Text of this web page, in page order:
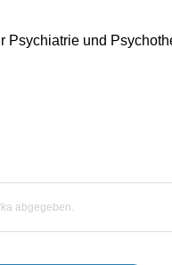
Psychiatrie und
abgegeben.